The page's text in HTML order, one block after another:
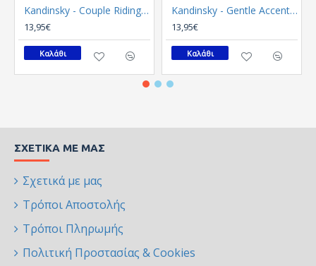
Kandinsky - Couple Riding (Καμβάς)
13,95€
Καλάθι
Kandinsky - Gentle Accent (Καμβάς)
13,95€
Καλάθι
ΣΧΕΤΙΚΆ ΜΕ ΜΑΣ
Σχετικά με μας
Τρόποι Αποστολής
Τρόποι Πληρωμής
Πολιτική Προστασίας & Cookies